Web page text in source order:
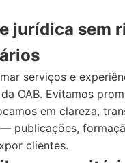
jurídica sem
serviços e
OAB. Evitamos
em clareza,
publicações,
clientes.